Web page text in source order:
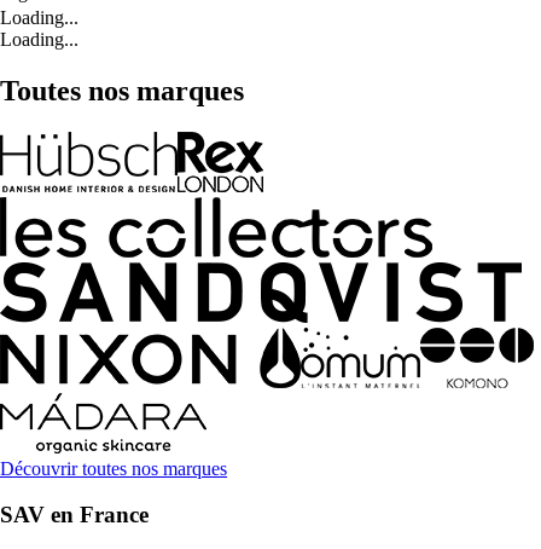
Loading...
Loading...
Toutes nos marques
Découvrir toutes nos marques
SAV en France